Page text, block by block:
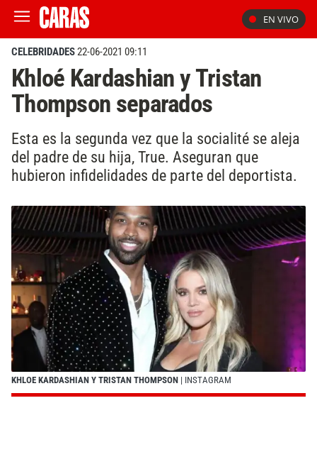
EN VIVO
CELEBRIDADES22-06-2021 09:11
Khloé Kardashian y Tristan
Thompson separados
Esta es la segunda vez que la socialité se aleja
del padre de su hija, True. Aseguran que
hubieron infidelidades de parte del deportista.
KHLOE KARDASHIAN Y TRISTAN THOMPSON | INSTAGRAM